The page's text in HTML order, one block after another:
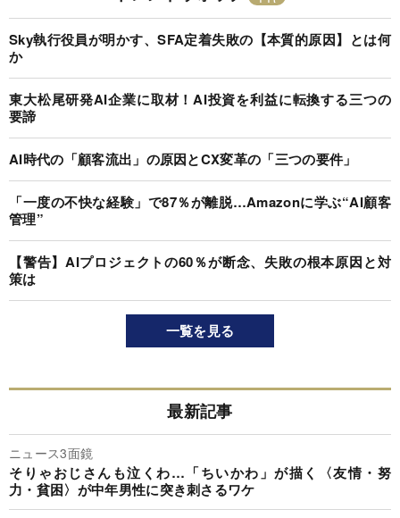
Sky執行役員が明かす、SFA定着失敗の【本質的原因】とは何
か
東大松尾研発AI企業に取材！AI投資を利益に転換する三つの
要諦
AI時代の「顧客流出」の原因とCX変革の「三つの要件」
「一度の不快な経験」で87％が離脱…Amazonに学ぶ“AI顧客
管理”
【警告】AIプロジェクトの60％が断念、失敗の根本原因と対
策は
一覧を見る
最新記事
ニュース3面鏡
そりゃおじさんも泣くわ…「ちいかわ」が描く〈友情・努
力・貧困〉が中年男性に突き刺さるワケ